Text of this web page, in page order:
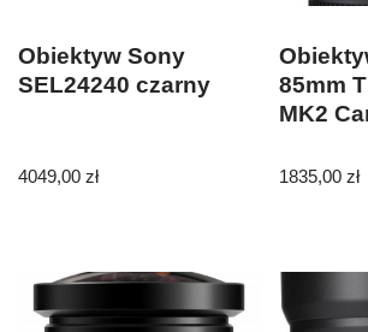
Obiektyw Sony
SEL24240 czarny
4049,00 zł
85mm
MK2
1835,00zł